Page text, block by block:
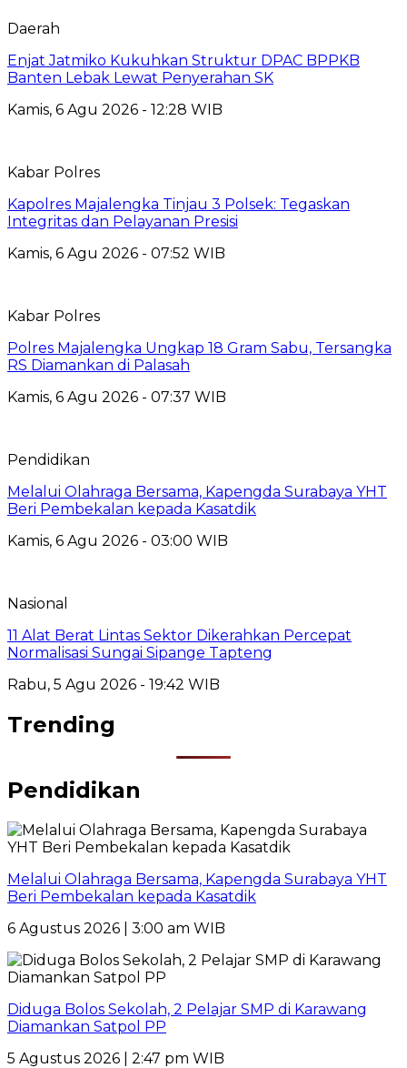
Daerah
Enjat Jatmiko Kukuhkan Struktur DPAC BPPKB
Banten Lebak Lewat Penyerahan SK
Kamis, 6 Agu 2026 - 12:28 WIB
Kabar Polres
Kapolres Majalengka Tinjau 3 Polsek: Tegaskan
Integritas dan Pelayanan Presisi
Kamis, 6 Agu 2026 - 07:52 WIB
Kabar Polres
Polres Majalengka Ungkap 18 Gram Sabu, Tersangka
RS Diamankan di Palasah
Kamis, 6 Agu 2026 - 07:37 WIB
Pendidikan
Melalui Olahraga Bersama, Kapengda Surabaya YHT
Beri Pembekalan kepada Kasatdik
Kamis, 6 Agu 2026 - 03:00 WIB
Nasional
11 Alat Berat Lintas Sektor Dikerahkan Percepat
Normalisasi Sungai Sipange Tapteng
Rabu, 5 Agu 2026 - 19:42 WIB
Trending
Pendidikan
Melalui Olahraga Bersama, Kapengda Surabaya YHT
Beri Pembekalan kepada Kasatdik
6 Agustus 2026 | 3:00 am WIB
Diduga Bolos Sekolah, 2 Pelajar SMP di Karawang
Diamankan Satpol PP
5 Agustus 2026 | 2:47 pm WIB